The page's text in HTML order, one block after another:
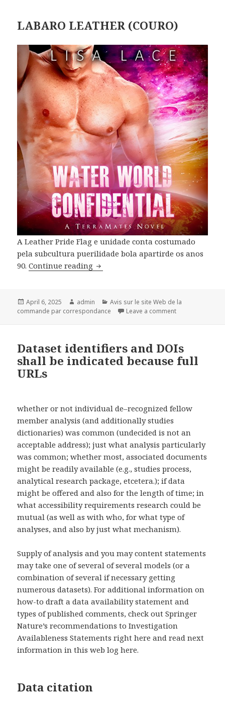
LABARO LEATHER (COURO)
A Leather Pride Flag e unidade conta costumado
pela subcultura puerilidade bola apartirde os anos
90.Continue reading Para isso, e preciso destreinar a
Posted
on
April 6, 2025 Author
admin Categories
Avis sur le site Web de la
commande par correspondance
Leave a comment
Dataset identifiers and DOIs
shall be indicated because full
URLs
whether or not individual de–recognized fellow
member analysis (and additionally studies
dictionaries) was common (undecided is not an
acceptable address); just what analysis particularly
was common; whether most, associated documents
might be readily available (e.g., studies process,
analytical research package, etcetera.); if data
might be offered and also for the length of time; in
what accessibility requirements research could be
mutual (as well as with who, for what type of
analyses, and also by just what mechanism).
Supply of analysis and you may content statements
may take one of several of several models (or a
combination of several if necessary getting
numerous datasets). For additional information on
how-to draft a data availability statement and
types of published comments, check out Springer
Nature’s recommendations to Investigation
Availableness Statements right here and read next
information in this web log here.
Data citation